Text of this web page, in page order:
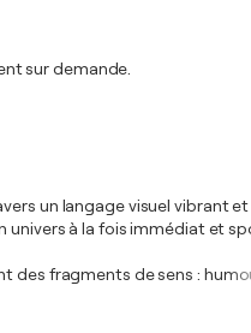
sur demande.
un langage visuel vibrant
à la fois immédiat et
des fragments de sens :